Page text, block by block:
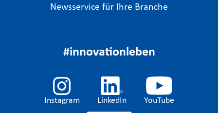
Newsservice für Ihre Branche
#innovationleben
Instagram LinkedIn YouTube